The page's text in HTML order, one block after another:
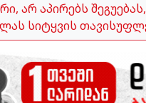
არ აპირებს
სიტყვის